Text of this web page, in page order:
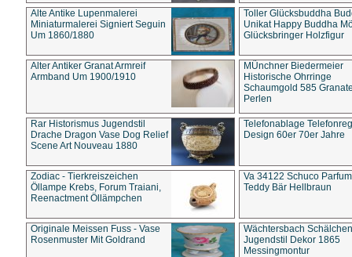
Alte Antike Lupenmalerei
Miniaturmalerei Signiert Seguin
Um 1860/1880
Toller Glücksbuddha
Unikat Happy Buddha
Glücksbringer Holzfigur
Alter Antiker Granat Armreif
Armband Um 1900/1910
MÜnchner Biedermeier
Historische Ohrringe
Schaumgold 585
Perlen
Rar Historismus Jugendstil
Drache Dragon Vase Dog Relief
Scene Art Nouveau 1880
Telefonablage
Design 60er 70er Jahre
Zodiac - Tierkreiszeichen
Öllampe Krebs, Forum Traiani,
Reenactment Öllämpchen
Va 34122 Schuco
Teddy Bär Hellbraun
Originale Meissen Fuss - Vase
Rosenmuster Mit Goldrand
Wächtersbach Schälchen
Jugendstil Dekor 1865
Messingmontur